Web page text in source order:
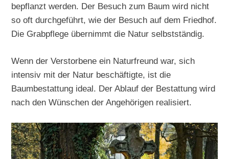
bepflanzt werden. Der Besuch zum Baum wird nicht
so oft durchgeführt, wie der Besuch auf dem Friedhof.
Die Grabpflege übernimmt die Natur selbstständig.
Wenn der Verstorbene ein Naturfreund war, sich
intensiv mit der Natur beschäftigte, ist die
Baumbestattung ideal. Der Ablauf der Bestattung wird
nach den Wünschen der Angehörigen realisiert.